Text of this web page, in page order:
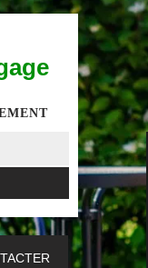
ELAGUEUR 67